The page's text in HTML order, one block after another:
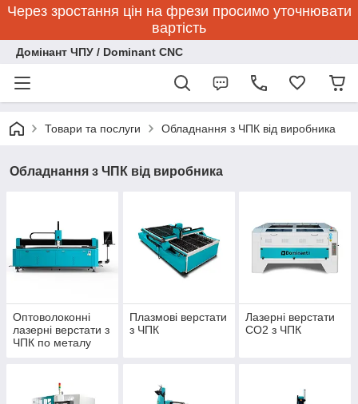
Через зростання цін на фрези просимо уточнювати
вартість
Домінант ЧПУ / Dominant CNC
Товари та послуги Обладнання з ЧПК від виробника
Обладнання з ЧПК від виробника
Оптоволоконні
лазерні верстати з
ЧПК по металу
Плазмові верстати
з ЧПК
Лазерні верстати
CO2 з ЧПК